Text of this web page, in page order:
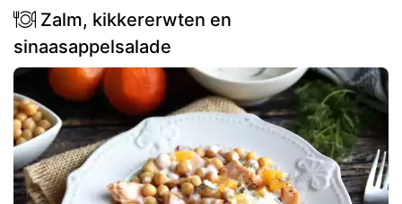
Zalm, kikkererwten en
sinaasappelsalade